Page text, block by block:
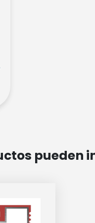
pueden